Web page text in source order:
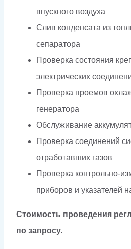
впускного воздуха
Слив конденсата из
сепаратора
Проверка состояния
электрических
Проверка проемов
генератора
Обслуживание
Проверка соединений
отработавших газов
Проверка контрольно-
приборов и указателей
Стоимость проведения
по запросу.